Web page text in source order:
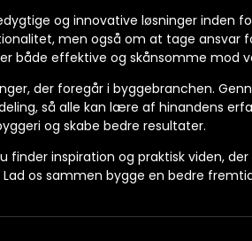
og innovative løsninger inden
men også om at tage ansvar
både effektive og skånsomme mod
der foregår i byggebranchen.
så alle kan lære af hinandens
og skabe bedre resultater.
finder inspiration og praktisk viden,
os sammen bygge en bedre